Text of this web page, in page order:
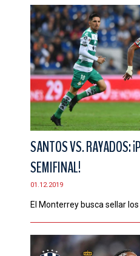
SANTOS VS. RAYADOS:
SEMIFINAL!
01.12.2019
El Monterrey busca sellar los